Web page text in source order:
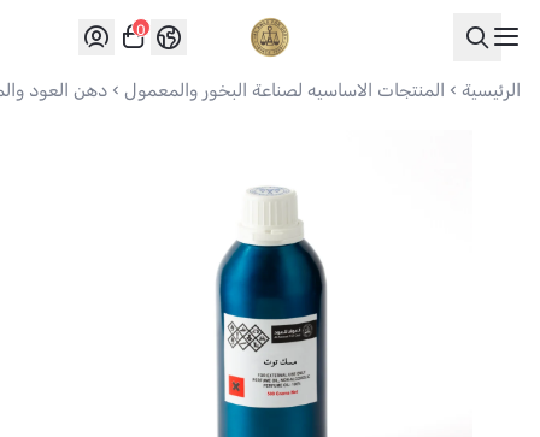
العواد للعود
0
الرئيسية المنتجات الاساسيه لصناعة البخور والمعمول دهن العود